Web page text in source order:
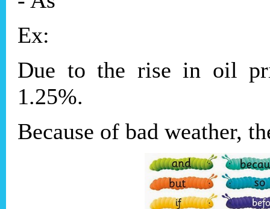
Ex:
Due to the rise in oil
1.25%.
Because of bad weather,